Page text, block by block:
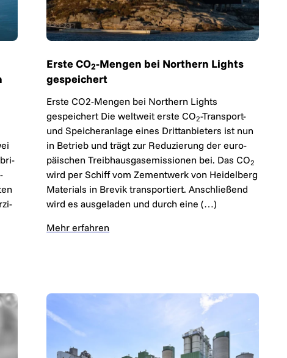
bri­
Erste CO2-Mengen bei Northern Lights
gespeichert
Erste CO2-Mengen bei Northern Lights
gespeichert Die welt­weit ers­te CO2-Trans­port-
und Spei­cher­an­la­ge eines Dritt­an­bie­ters ist nun
in Be­trieb und trägt zur Re­du­zie­rung der eu­ro­
pä­i­schen Treib­haus­gas­emis­si­o­nen bei. Das CO2
wird per Schiff vom Ze­ment­werk von Hei­del­berg
Materials in Brevik trans­por­tiert. An­schlie­ßend
wird es aus­ge­la­den und durch eine (…)
Mehr erfahren